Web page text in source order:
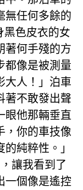
無任何多餘的
色皮衣的女
著何手殘的方
都像是被測量
大人！」泊車
著不敢發出聲
眼他那輛垂直
，你的車技像
純粹性。」
讓我看到了
一個像是遙控